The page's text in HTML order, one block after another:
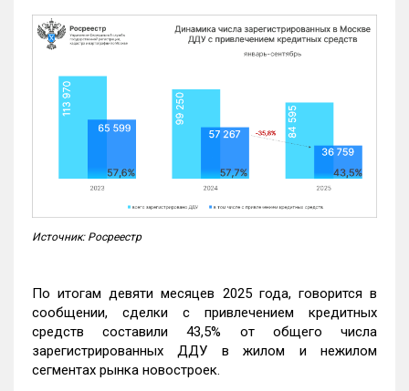
Источник: Росреестр
По итогам девяти месяцев 2025 года, говорится в
сообщении, сделки с привлечением кредитных
средств составили 43,5% от общего числа
зарегистрированных ДДУ в жилом и нежилом
сегментах рынка новостроек.